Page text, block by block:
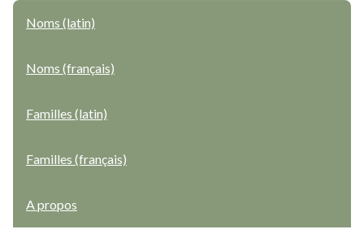
Noms (latin)
Noms (français)
Familles (latin)
Familles (français)
A propos